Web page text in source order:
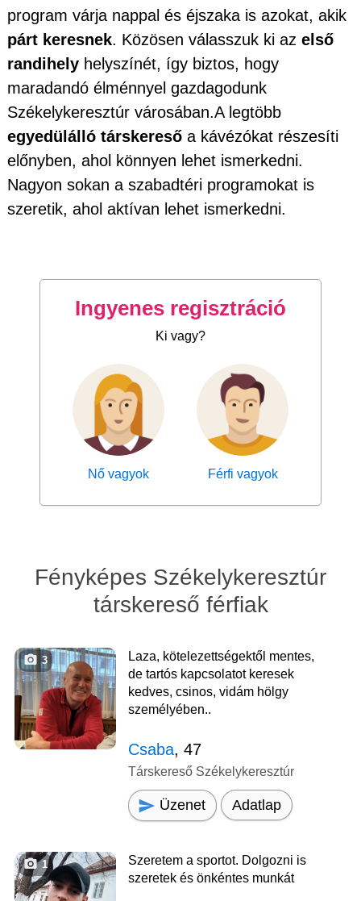
program várja nappal és éjszaka is azokat, akik
párt keresnek. Közösen válasszuk ki az első
randihely helyszínét, így biztos, hogy
maradandó élménnyel gazdagodunk
Székelykeresztúr városában.A legtöbb
egyedülálló társkereső a kávézókat részesíti
előnyben, ahol könnyen lehet ismerkedni.
Nagyon sokan a szabadtéri programokat is
szeretik, ahol aktívan lehet ismerkedni.
Ingyenes regisztráció
Ki vagy?
Nő vagyok Férfi vagyok
Fényképes Székelykeresztúr
társkereső férfiak
3
Laza, kötelezettségektől mentes,
de tartós kapcsolatot keresek
kedves, csinos, vidám hölgy
személyében..
Csaba, 47
Társkereső Székelykeresztúr
Üzenet Adatlap
1
Szeretem a sportot. Dolgozni is
szeretek és önkéntes munkát